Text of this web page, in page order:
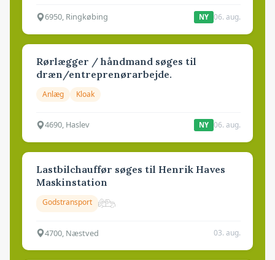
6950, Ringkøbing NY 06. aug.
Rørlægger / håndmand søges til
dræn/entreprenørarbejde.
Anlæg Kloak
4690, Haslev NY 06. aug.
Lastbilchauffør søges til Henrik Haves
Maskinstation
Godstransport
4700, Næstved 03. aug.